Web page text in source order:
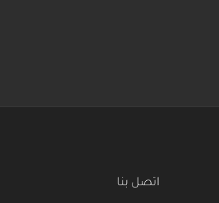
اتصل بنا